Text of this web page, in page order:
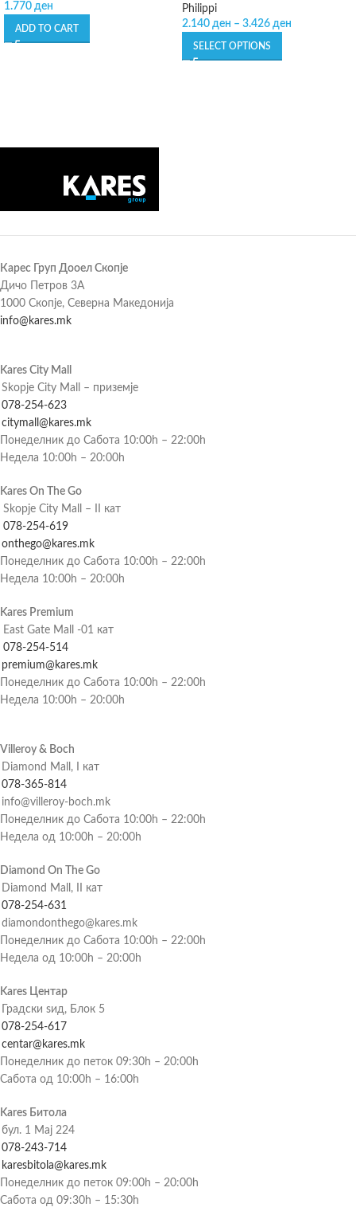
1.770 ден
ADD TO CART
Philippi
2.140 ден – 3.426 ден
SELECT OPTIONS
Карес Груп Дооел Скопје
Дичо Петров 3А
1000 Скопје, Северна Македонија
info@kares.mk
Kares City Mall
Skopje City Mall – приземје
078-254-623
citymall@kares.mk
Понеделник до Сабота 10:00h – 22:00h
Недела 10:00h – 20:00h
Kares On The Go
Skopje City Mall – II кат
078-254-619
onthego@kares.mk
Понеделник до Сабота 10:00h – 22:00h
Недела 10:00h – 20:00h
Kares Premium
East Gate Mall -01 кат
078-254-514
premium@kares.mk
Понеделник до Сабота 10:00h – 22:00h
Недела 10:00h – 20:00h
Villeroy & Boch
Diamond Mall, I кат
078-365-814
info@villeroy-boch.mk
Понеделник до Сабота 10:00h – 22:00h
Недела од 10:00h – 20:00h
Diamond On The Go
Diamond Mall, II кат
078-254-631
diamondonthego@kares.mk
Понеделник до Сабота 10:00h – 22:00h
Недела од 10:00h – 20:00h
Kares Центар
Градски ѕид, Блок 5
078-254-617
centar@kares.mk
Понеделник до петок 09:30h – 20:00h
Сабота од 10:00h – 16:00h
Kares Битола
бул. 1 Мај 224
078-243-714
karesbitola@kares.mk
Понеделник до петок 09:00h – 20:00h
Сабота од 09:30h – 15:30h